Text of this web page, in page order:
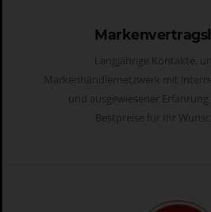
Langjährige Kontakte,
Markenhändlernetzwerk mit
und ausgewiesener
Bestpreise für Ihr